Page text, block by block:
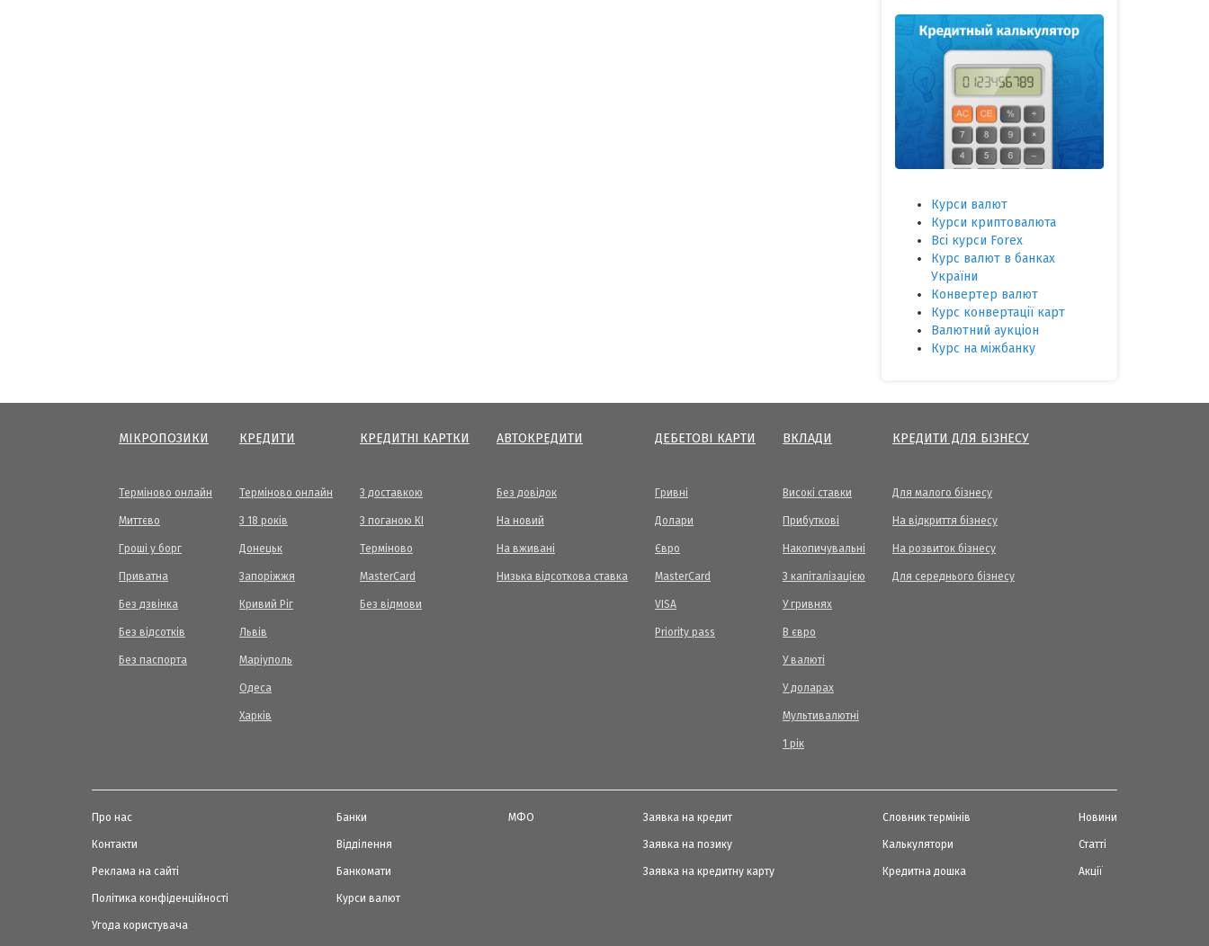
Курси валют
Курси криптовалюта
Всі курси Forex
Курс валют в банках
України
Конвертер валют
Курс конвертації карт
Валютний аукціон
Курс на міжбанку
МІКРОПОЗИКИ
Терміново онлайн
Миттєво
Гроші у борг
Приватна
Без дзвінка
Без відсотків
Без паспорта
КРЕДИТИ
Терміново онлайн
З 18 років
Донецьк
Запоріжжя
Кривий Ріг
Львів
Маріуполь
Одеса
Харків
КРЕДИТНІ КАРТКИ
З доставкою
З поганою КІ
Терміново
МasterCard
Без відмови
АВТОКРЕДИТИ
Без довідок
На новий
На вживані
Низька відсоткова ставка
ДЕБЕТОВІ КАРТИ
Гривні
Долари
Євро
MasterCard
VISA
Priority pass
ВКЛАДИ
Високі ставки
Прибуткові
Накопичувальні
З капіталізацією
У гривнях
В євро
У валюті
У доларах
Мультивалютні
1 рік
КРЕДИТИ ДЛЯ БІЗНЕСУ
Для малого бізнесу
На відкриття бізнесу
На розвиток бізнесу
Для середнього бізнесу
Про нас
Контакти
Реклама на сайті
Політика конфіденційності
Угода користувача
Банки
Відділення
Банкомати
Курси валют
МФО Заявка на кредит
Заявка на позику
Заявка на кредитну карту
Словник термінів
Калькулятори
Кредитна дошка
Новини
Статті
Акції